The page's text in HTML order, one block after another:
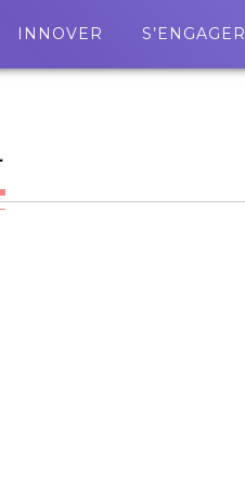
INNOVER S’ENGAGER